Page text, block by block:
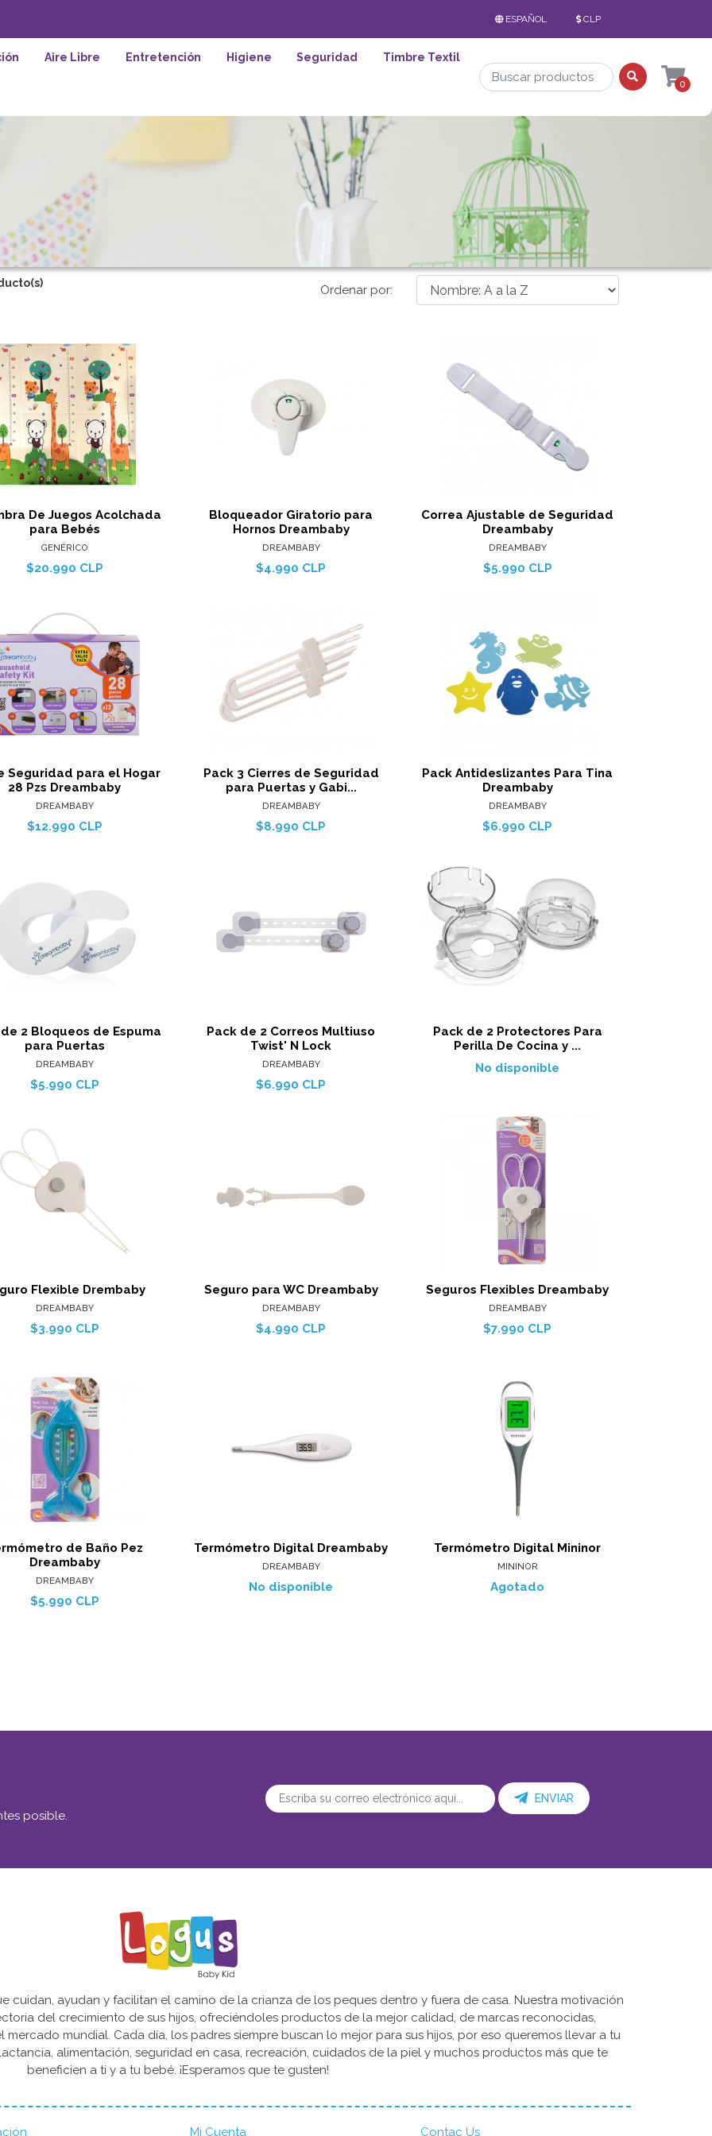
ESPAÑOL CLP
Aire Libre Entretención Higiene Seguridad Timbre Textil
0
Ordenar por:
De Juegos Acolchada
para Bebés
GENÉRICO
$20.990 CLP
Ver detalles
Agregar al carro
Bloqueador Giratorio para
Hornos Dreambaby
DREAMBABY
$4.990 CLP
Correa Ajustable de Seguridad
Dreambaby
DREAMBABY
$5.990 CLP
Ver detalles
Agregar al carro
Seguridad para el Hogar
28 Pzs Dreambaby
DREAMBABY
$12.990 CLP
Ver detalles
Agregar al carro
Pack 3 Cierres de Seguridad
para Puertas y Gabi...
DREAMBABY
$8.990 CLP
Ver detalles
Pack Antideslizantes Para Tina
Dreambaby
DREAMBABY
$6.990 CLP
Ver detalles
2 Bloqueos de Espuma
para Puertas
DREAMBABY
$5.990 CLP
Ver detalles
Pack de 2 Correos Multiuso
Twist' N Lock
DREAMBABY
$6.990 CLP
Ver detalles
Pack de 2 Protectores Para
Perilla De Cocina y ...
No disponible
Flexible Drembaby
DREAMBABY
$3.990 CLP
Ver detalles
Agregar al carro
Seguro para WC Dreambaby
DREAMBABY
$4.990 CLP
Ver detalles
Seguros Flexibles Dreambaby
DREAMBABY
$7.990 CLP
Ver detalles
Agregar al carro
de Baño Pez
Dreambaby
DREAMBABY
$5.990 CLP
Ver detalles
Agregar al carro
Termómetro Digital Dreambaby
DREAMBABY
No disponible
Termómetro Digital Mininor
MININOR
Agotado
posible.
ENVIAR
ayudan y facilitan el camino de la crianza de los peques dentro y fuera de casa. Nuestra motivación
del crecimiento de sus hijos, ofreciéndoles productos de la mejor calidad, de marcas reconocidas,
mundial. Cada día, los padres siempre buscan lo mejor para sus hijos, por eso queremos llevar a tu
alimentación, seguridad en casa, recreación, cuidados de la piel y muchos productos más que te
beneficien a ti y a tu bebé. ¡Esperamos que te gusten!
Mi Cuenta Contac Us